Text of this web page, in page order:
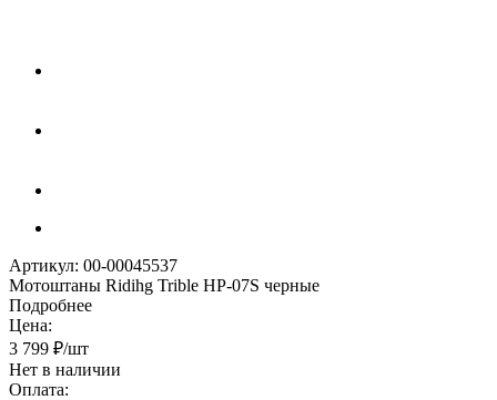
Артикул: 00-00045537
Мотоштаны Ridihg Trible HP-07S черные
Подробнее
Цена:
3 799 ₽/шт
Нет в наличии
Оплата: